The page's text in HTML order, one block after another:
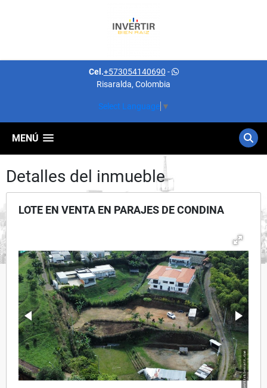
Cel.+573054140690 -
Risaralda, Colombia
Select Language ▼
MENÚ
Detalles del inmueble
LOTE EN VENTA EN PARAJES DE CONDINA